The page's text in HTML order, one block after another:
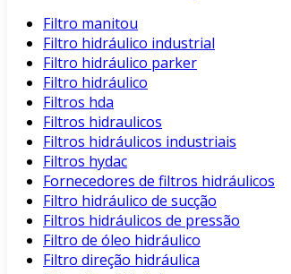
Filtro manitou
Filtro hidráulico industrial
Filtro hidráulico parker
Filtro hidráulico
Filtros hda
Filtros hidraulicos
Filtros hidráulicos industriais
Filtros hydac
Fornecedores de filtros hidráulicos
Filtro hidráulico de sucção
Filtros hidráulicos de pressão
Filtro de óleo hidráulico
Filtro direção hidráulica